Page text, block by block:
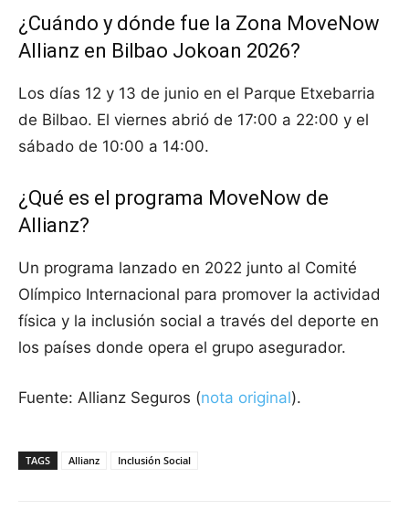
¿Cuándo y dónde fue la Zona MoveNow
Allianz en Bilbao Jokoan 2026?
Los días 12 y 13 de junio en el Parque Etxebarria
de Bilbao. El viernes abrió de 17:00 a 22:00 y el
sábado de 10:00 a 14:00.
¿Qué es el programa MoveNow de
Allianz?
Un programa lanzado en 2022 junto al Comité
Olímpico Internacional para promover la actividad
física y la inclusión social a través del deporte en
los países donde opera el grupo asegurador.
Fuente: Allianz Seguros (nota original).
TAGS Allianz Inclusión Social